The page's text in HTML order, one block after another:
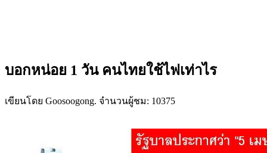
บอกหน่อย 1 วัน คนไทยใช้ไฟเท่าไร
เขียนโดย Goosoogong. จำนวนผู้ชม: 10375